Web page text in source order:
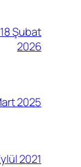
18 Şubat
2026
2025
2021